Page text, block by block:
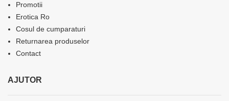
Promotii
Erotica Ro
Cosul de cumparaturi
Returnarea produselor
Contact
AJUTOR